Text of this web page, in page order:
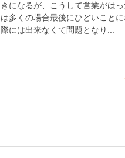
きになるが、こうして営業がは
は多くの場合最後にひどいこと
際には出来なくて問題となり...